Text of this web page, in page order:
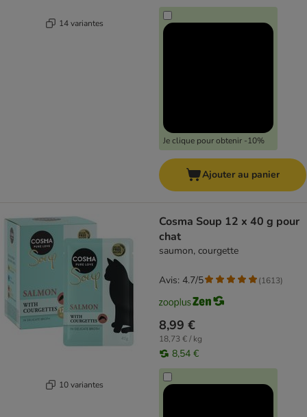
14 variantes
Je clique pour obtenir -10%
Ajouter au panier
10 variantes
Cosma Soup 12 x 40 g pour
chat
saumon, courgette
8,99 €
18,73 € / kg
8,54 €
Avis: 4.7/5 (1613)